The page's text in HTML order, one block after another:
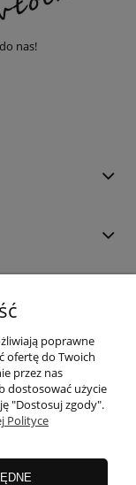
nas!
poprawne
ofertę do Twoich
przez nas
dostosować użycie
"Dostosuj zgody".
Polityce